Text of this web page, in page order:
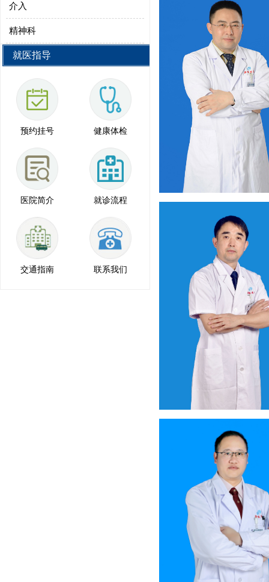
介入
精神科
就医指导
预约挂号 健康体检
医院简介 就诊流程
交通指南 联系我们